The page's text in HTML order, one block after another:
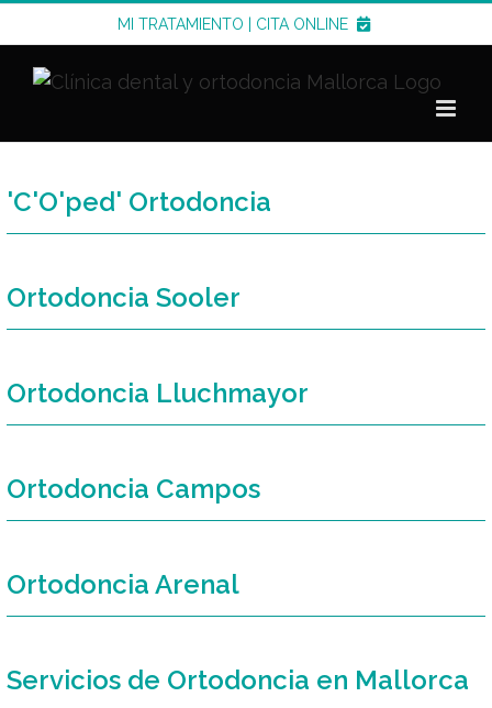
al
contenido
MI TRATAMIENTO CITA ONLINE
'C'O'ped' Ortodoncia
Ortodoncia Sooler
Ortodoncia Lluchmayor
Ortodoncia Campos
Ortodoncia Arenal
Servicios de Ortodoncia en Mallorca